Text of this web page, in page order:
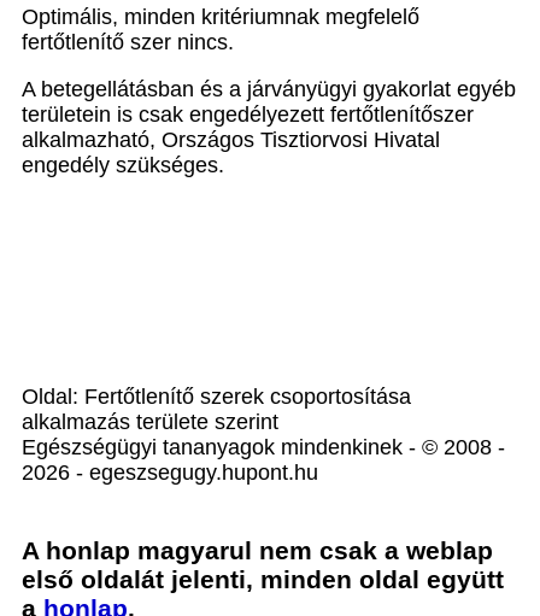
Optimális, minden kritériumnak megfelelő
fertőtlenítő szer nincs.
A betegellátásban és a járványügyi gyakorlat egyéb
területein is csak engedélyezett fertőtlenítőszer
alkalmazható, Országos Tisztiorvosi Hivatal
engedély szükséges.
Oldal: Fertőtlenítő szerek csoportosítása
alkalmazás területe szerint
Egészségügyi tananyagok mindenkinek - © 2008 -
2026 - egeszsegugy.hupont.hu
A honlap magyarul nem csak a weblap
első oldalát jelenti, minden oldal együtt
a honlap.